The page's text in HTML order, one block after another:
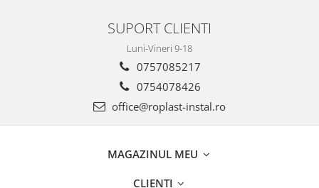
Panouri solare presurizate si
SUPORT CLIENTI
Luni-Vineri 9-18
0757085217
0754078426
office@roplast-instal.ro
MAGAZINUL MEU
CLIENTI